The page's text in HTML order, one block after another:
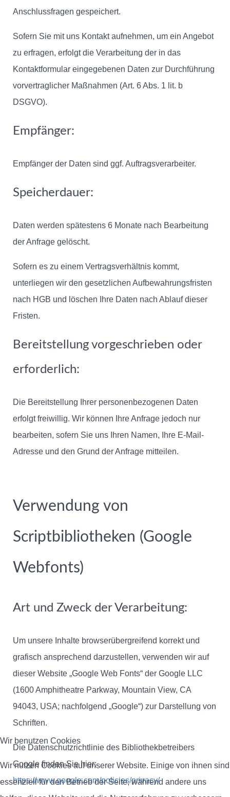
Anschlussfragen gespeichert.
Sofern Sie mit uns Kontakt aufnehmen, um ein Angebot
zu erfragen, erfolgt die Verarbeitung der in das
Kontaktformular eingegebenen Daten zur Durchführung
vorvertraglicher Maßnahmen (Art. 6 Abs. 1 lit. b
DSGVO).
Empfänger:
Empfänger der Daten sind ggf. Auftragsverarbeiter.
Speicherdauer:
Daten werden spätestens 6 Monate nach Bearbeitung
der Anfrage gelöscht.
Sofern es zu einem Vertragsverhältnis kommt,
unterliegen wir den gesetzlichen Aufbewahrungsfristen
nach HGB und löschen Ihre Daten nach Ablauf dieser
Fristen.
Bereitstellung vorgeschrieben oder
erforderlich:
Die Bereitstellung Ihrer personenbezogenen Daten
erfolgt freiwillig. Wir können Ihre Anfrage jedoch nur
bearbeiten, sofern Sie uns Ihren Namen, Ihre E-Mail-
Adresse und den Grund der Anfrage mitteilen.
Verwendung von
Scriptbibliotheken (Google
Webfonts)
Art und Zweck der Verarbeitung:
Um unsere Inhalte browserübergreifend korrekt und
grafisch ansprechend darzustellen, verwenden wir auf
dieser Website „Google Web Fonts“ der Google LLC
(1600 Amphitheatre Parkway, Mountain View, CA
94043, USA; nachfolgend „Google“) zur Darstellung von
Schriften.
Die Datenschutzrichtlinie des Bibliothekbetreibers
Google finden Sie hier:
https://www.google.com/policies/privacy/
Wir benutzen Cookies
Wir nutzen Cookies auf unserer Website. Einige von ihnen sind
essenziell für den Betrieb der Seite, während andere uns